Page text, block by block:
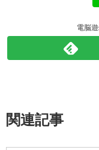
電脳
関連記事